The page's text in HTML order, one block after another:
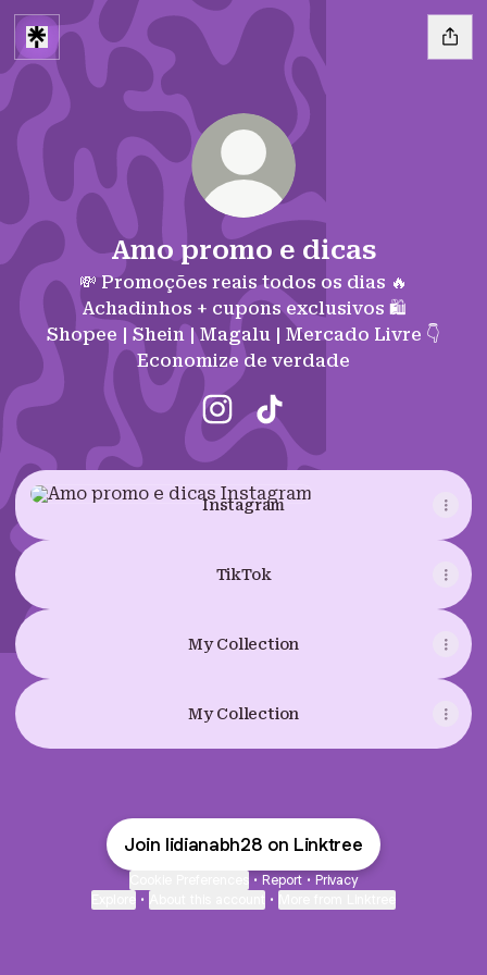
Amo promo e dicas
💸 Promoções reais todos os dias 🔥
Achadinhos + cupons exclusivos 🛍️
Shopee | Shein | Magalu | Mercado Livre 👇
Economize de verdade
Amo promo e dicas Instagram
Amo promo e dicas
Instagram
Instagram
TikTok
My Collection
My Collection
Join lidianabh28 on Linktree
• Report • Privacy
• •